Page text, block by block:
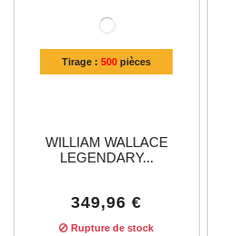
Tirage :500 pièces
WILLIAM WALLACE
LEGENDARY...
349,96 €
Rupture de stock